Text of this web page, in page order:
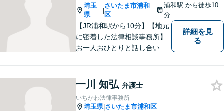
埼玉
県
|
さいたま市浦和
区
浦和駅 から徒歩10
分
【JR浦和駅から10分】【地元
に密着した法律相談事務所】
お一人おひとりと話し合い、
ることがあれば、ぜひお手伝
いさせてください。【平日21
時まで対応可】
詳細を見
る
一川 知弘 弁護士
いちかわ法律事務所
埼玉県|さいたま市浦和区